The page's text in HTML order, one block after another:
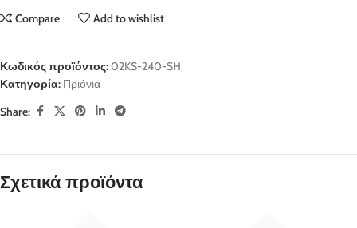
Compare Add to wishlist
Κωδικός προϊόντος:02KS-240-SH
Κατηγορία: Πριόνια
Share:
Σχετικά προϊόντα